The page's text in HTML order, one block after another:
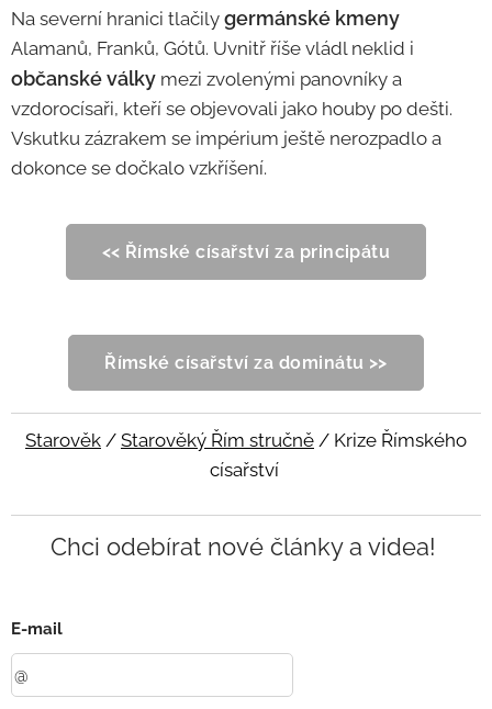
Na severní hranici tlačily germánské kmeny
Alamanů, Franků, Gótů. Uvnitř říše vládl neklid i
občanské války mezi zvolenými panovníky a
vzdorocísaři, kteří se objevovali jako houby po dešti.
Vskutku zázrakem se impérium ještě nerozpadlo a
dokonce se dočkalo vzkříšení.
<< Římské císařství za principátu
Římské císařství za dominátu >>
Starověk / Starověký Řím stručně / Krize Římského
císařství
Chci odebírat nové články a videa!
E-mail